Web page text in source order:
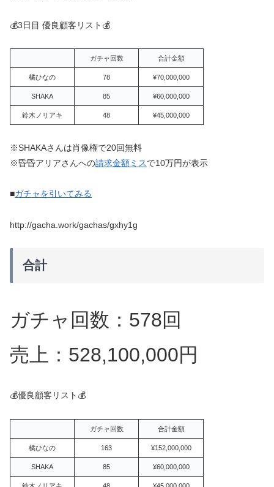
💰3日目 優良顧客リスト💰
ガチャ回数 合計金額
橘ひなの 78 ¥70,000,000
SHAKA 85 ¥60,000,000
鈴木ノリアキ 48 ¥45,000,000
※SHAKAさんは肖像権で20回無料
※昏昏アリアさんへの請求金額ミスで10万円が表示
■ガチャを引いてみる
http://gacha.work/gachas/gxhy1g
合計
ガチャ回数：578回
売上：528,100,000円
💰優良顧客リスト💰
ガチャ回数 合計金額
橘ひなの 163 ¥152,000,000
SHAKA 85 ¥60,000,000
鈴木ノリアキ 48 ¥45,000,000